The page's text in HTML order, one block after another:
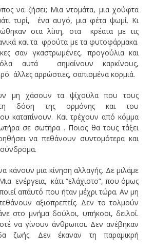
να ζήσει; Μια ντομάτα, μια χούφτα
τυρί, ένα αυγό, μια φέτα ψωμί. Κι
στα λίπη, στα κρέατα με τις
και τα φρούτα με τα φυτοφάρμακα.
σαν γκαστρωμένες, προγούλια και
αυτά σημαίνουν καρκίνους,
άλλες αρρώστιες, σαπισμένα κορμιά.
μη χάσουν τα ψίχουλα που τους
τη δόση της ορμόνης και του
καταπίνουν. Και τρέχουν από κόμμα
σε σωτήρα . Ποιος θα τους τάξει
να πεθάνουν συντομότερα και
σύνδρομα.
κάνουν μια κίνηση αλλαγής. Δε μιλάμε
ενέργεια, κάτι “ελάχιστο”, που όμως
απ΄αυτό που ήταν μέχρι τώρα. Αν μη
αξιοπρεπείς. Δεν το τολμούν
στο μνήμα δούλοι, υπήκοοι, δειλοί.
να γίνουν άνθρωποι. Δεν ανέβηκαν
ζωής. Δεν έκαναν τη παραμικρή